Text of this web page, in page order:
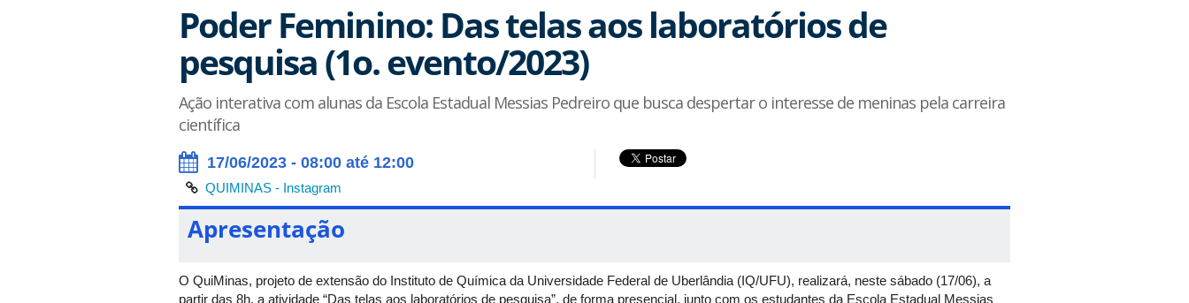
Poder Feminino: Das telas aos laboratórios de
pesquisa (1o. evento/2023)
Ação interativa com alunas da Escola Estadual Messias Pedreiro que busca despertar o interesse de meninas pela carreira
científica
17/06/2023 - 08:00 até 12:00
QUIMINAS - Instagram
Apresentação
O QuiMinas, projeto de extensão do Instituto de Química da Universidade Federal de Uberlândia (IQ/UFU), realizará, neste sábado (17/06), a
partir das 8h, a atividade “Das telas aos laboratórios de pesquisa”, de forma presencial, junto com os estudantes da Escola Estadual Messias